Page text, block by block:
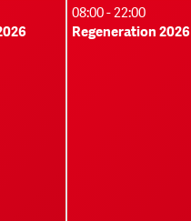
08:00 - 22:00
Regeneration 2026